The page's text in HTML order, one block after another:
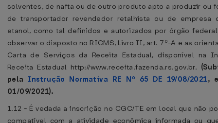
solventes, de nafta ou de outro produto apto a produzir ou
de transportador revendedor retalhista ou de empresa
etanol, como tal definidos e autorizados por órgão
observar o disposto no RICMS, Livro II, art. 7º-A e as
Carta de Serviços da Receita Estadual, disponível na
Receita Estadual http://www.receita.fazenda.rs.gov.br.
pela Instrução Normativa RE Nº 65 DE 19/08/2021,
01/09/2021).
1.12 - É vedada a inscrição no CGC/TE em local que não
compatível com a atividade econômica informada ou